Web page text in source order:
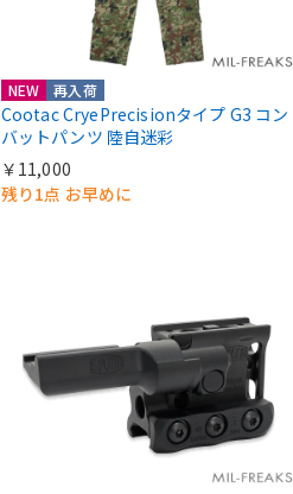
NEW 再入荷
Cootac CryePrecisionタイプ G3 コン
バットパンツ 陸自迷彩
￥11,000
残り1点 お早めに